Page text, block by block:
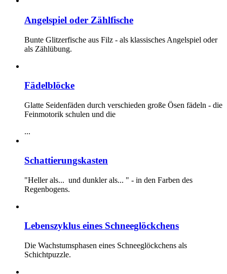
Angelspiel oder Zählfische
Bunte Glitzerfische aus Filz - als klassisches Angelspiel oder
als Zählübung.
Fädelblöcke
Glatte Seidenfäden durch verschieden große Ösen fädeln - die
Feinmotorik schulen und die
...
Schattierungskasten
"Heller als... und dunkler als... " - in den Farben des
Regenbogens.
Lebenszyklus eines Schneeglöckchens
Die Wachstumsphasen eines Schneeglöckchens als
Schichtpuzzle.